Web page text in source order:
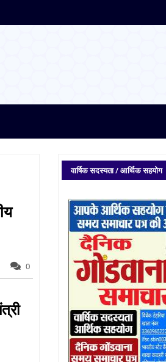
0
वार्षिक सदस्यता / आर्थिक सहयोग